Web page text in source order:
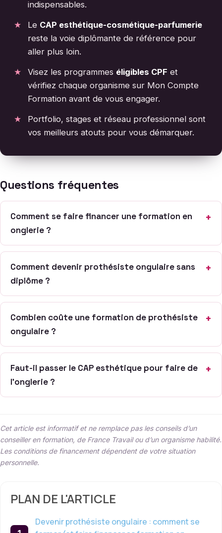
indispensables.
Le CAP esthétique-cosmétique-parfumerie
reste la voie diplômante de référence pour
aller plus loin.
Visez les programmes éligibles CPF et
vérifiez chaque organisme sur Mon Compte
Formation avant de vous engager.
Portfolio, stages et réseau professionnel sont
vos meilleurs atouts pour vous démarquer.
Questions fréquentes
Comment se faire financer une formation en
onglerie ?
Comment devenir prothésiste ongulaire sans
diplôme ?
Combien coûte une formation de prothésiste
ongulaire ?
Faut-il passer le CAP esthétique pour faire de
l’onglerie ?
Cet article est informatif et ne remplace pas les conseils d’un
conseiller en formation, de France Travail ou d’un organisme habilité.
Les conditions de financement dépendent de votre situation
personnelle.
PLAN DE L'ARTICLE
Devenir prothésiste ongulaire : comment se